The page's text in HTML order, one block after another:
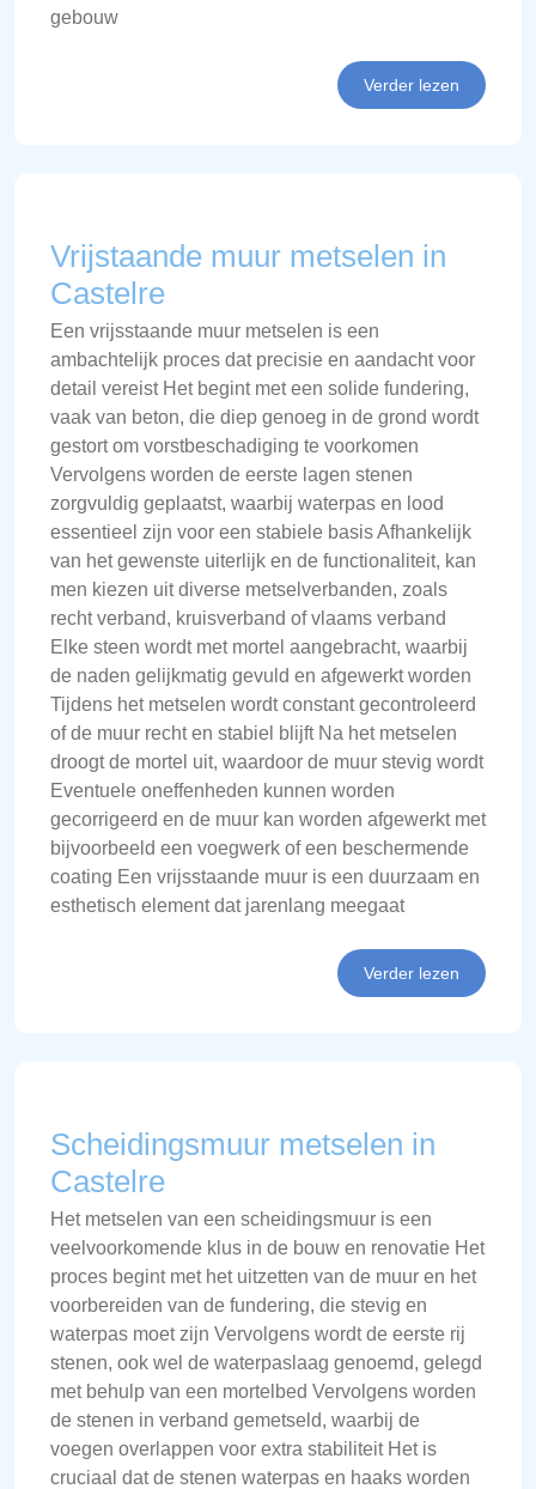
gebouw
Verder lezen
Vrijstaande muur metselen in
Castelre
Een vrijsstaande muur metselen is een
ambachtelijk proces dat precisie en aandacht voor
detail vereist Het begint met een solide fundering,
vaak van beton, die diep genoeg in de grond wordt
gestort om vorstbeschadiging te voorkomen
Vervolgens worden de eerste lagen stenen
zorgvuldig geplaatst, waarbij waterpas en lood
essentieel zijn voor een stabiele basis Afhankelijk
van het gewenste uiterlijk en de functionaliteit, kan
men kiezen uit diverse metselverbanden, zoals
recht verband, kruisverband of vlaams verband
Elke steen wordt met mortel aangebracht, waarbij
de naden gelijkmatig gevuld en afgewerkt worden
Tijdens het metselen wordt constant gecontroleerd
of de muur recht en stabiel blijft Na het metselen
droogt de mortel uit, waardoor de muur stevig wordt
Eventuele oneffenheden kunnen worden
gecorrigeerd en de muur kan worden afgewerkt met
bijvoorbeeld een voegwerk of een beschermende
coating Een vrijsstaande muur is een duurzaam en
esthetisch element dat jarenlang meegaat
Verder lezen
Scheidingsmuur metselen in
Castelre
Het metselen van een scheidingsmuur is een
veelvoorkomende klus in de bouw en renovatie Het
proces begint met het uitzetten van de muur en het
voorbereiden van de fundering, die stevig en
waterpas moet zijn Vervolgens wordt de eerste rij
stenen, ook wel de waterpaslaag genoemd, gelegd
met behulp van een mortelbed Vervolgens worden
de stenen in verband gemetseld, waarbij de
voegen overlappen voor extra stabiliteit Het is
cruciaal dat de stenen waterpas en haaks worden